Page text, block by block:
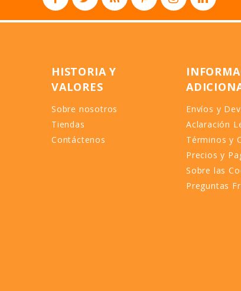
HISTORIA Y
VALORES
Sobre nosotros
Tiendas
Contáctenos
Envíos y
Aclaración
Términos y
Precios y
Sobre las
Preguntas